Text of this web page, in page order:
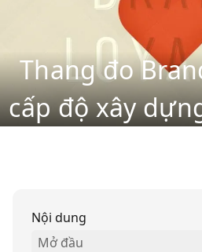
Thang đo
cấp độ xây
Nội dung
Mở đầu